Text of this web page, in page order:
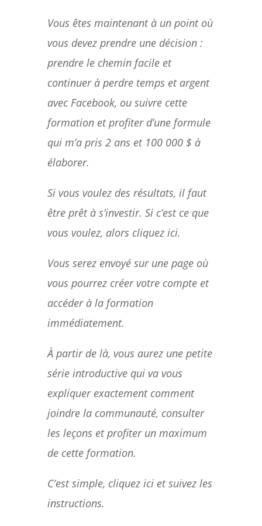
Vous êtes maintenant à un point où
vous devez prendre une décision :
prendre le chemin facile et
continuer à perdre temps et argent
avec Facebook, ou suivre cette
formation et profiter d’une formule
qui m’a pris 2 ans et 100 000 $ à
élaborer.
Si vous voulez des résultats, il faut
être prêt à s’investir. Si c’est ce que
vous voulez, alors cliquez ici.
Vous serez envoyé sur une page où
vous pourrez créer votre compte et
accéder à la formation
immédiatement.
À partir de là, vous aurez une petite
série introductive qui va vous
expliquer exactement comment
joindre la communauté, consulter
les leçons et profiter un maximum
de cette formation.
C’est simple, cliquez ici et suivez les
instructions.